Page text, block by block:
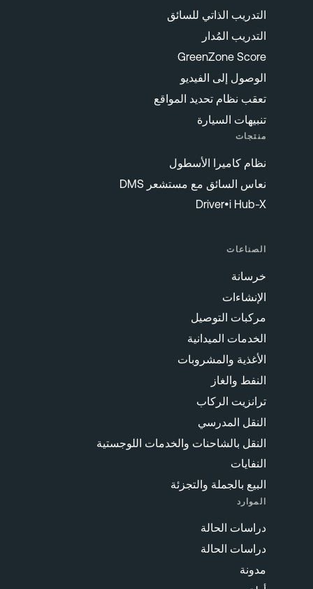
التدريب الذاتي للسائق
التدريب المُدار
GreenZone Score
الوصول إلى الفيديو
تعقب نظام تحديد المواقع
تنبيهات السيارة
منتجات
نظام كاميرا الأسطول
نعاس السائق مع مستشعر DMS
Driver•i Hub-X
الصناعات
خرسانة
الإنشاءات
مركبات التوصيل
الخدمات الميدانية
الأغذية والمشروبات
النفط والغاز
ترانزيت الركاب
النقل المدرسي
النقل بالشاحنات والخدمات اللوجستية
النفايات
البيع بالجملة والتجزئة
الموارد
دراسات الحالة
دراسات الحالة
مدونة